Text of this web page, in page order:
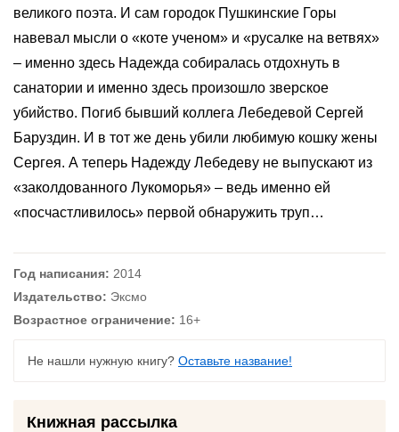
великого поэта. И сам городок Пушкинские Горы
навевал мысли о «коте ученом» и «русалке на ветвях»
– именно здесь Надежда собиралась отдохнуть в
санатории и именно здесь произошло зверское
убийство. Погиб бывший коллега Лебедевой Сергей
Баруздин. И в тот же день убили любимую кошку жены
Сергея. А теперь Надежду Лебедеву не выпускают из
«заколдованного Лукоморья» – ведь именно ей
«посчастливилось» первой обнаружить труп…
Год написания: 2014
Издательство: Эксмо
Возрастное ограничение: 16+
Не нашли нужную книгу? Оставьте название!
Книжная рассылка